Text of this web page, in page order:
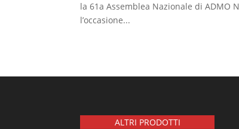
la 61a Assemblea Nazionale di ADMO
l’occasione...
ALTRI PRODOTTI